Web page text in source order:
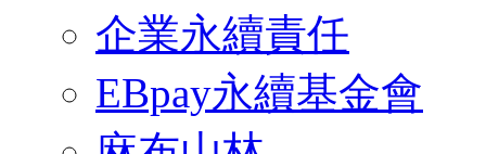
企業永續責任
EBpay永續基金會